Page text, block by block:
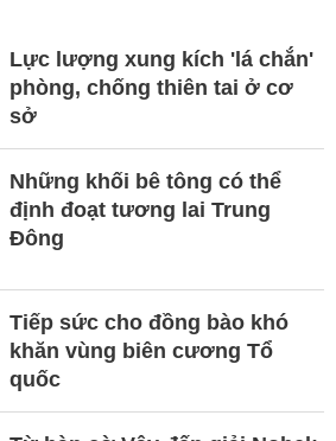
Lực lượng xung kích 'lá chắn'
phòng, chống thiên tai ở cơ
sở
Những khối bê tông có thể
định đoạt tương lai Trung
Đông
Tiếp sức cho đồng bào khó
khăn vùng biên cương Tổ
quốc